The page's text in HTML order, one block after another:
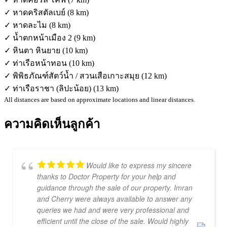
✓ หาดคริสตัลเบย์ (8 km)
✓ หาดละไม (8 km)
✓ น้ำตกหน้าเมือง 2 (9 km)
✓ หินตา หินยาย (10 km)
✓ ท่าเรือหน้าทอน (10 km)
✓ พิพิธภัณฑ์สัตว์น้ำ / สวนเสือเกาะสมุย (12 km)
✓ ท่าเรือราชา (ลิปะน้อย) (13 km)
All distances are based on approximate locations and linear distances.
ความคิดเห็นลูกค้า
Would like to express my sincere
thanks to Doctor Property for your help and
guidance through the sale of our property. Imran
and Cherry were always available to answer any
queries we had and were very professional and
efficient until the close of the sale. Would highly